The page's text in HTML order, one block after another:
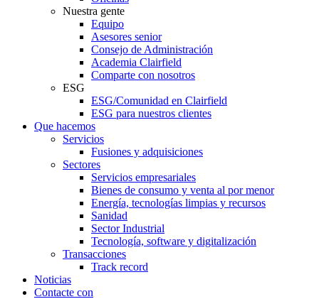
Nuestra gente
Equipo
Asesores senior
Consejo de Administración
Academia Clairfield
Comparte con nosotros
ESG
ESG/Comunidad en Clairfield
ESG para nuestros clientes
Que hacemos
Servicios
Fusiones y adquisiciones
Sectores
Servicios empresariales
Bienes de consumo y venta al por menor
Energía, tecnologías limpias y recursos
Sanidad
Sector Industrial
Tecnología, software y digitalización
Transacciones
Track record
Noticias
Contacte con